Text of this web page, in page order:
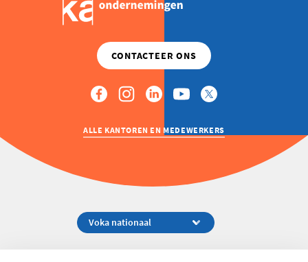
ALLE KANTOREN EN MEDEWERKERS